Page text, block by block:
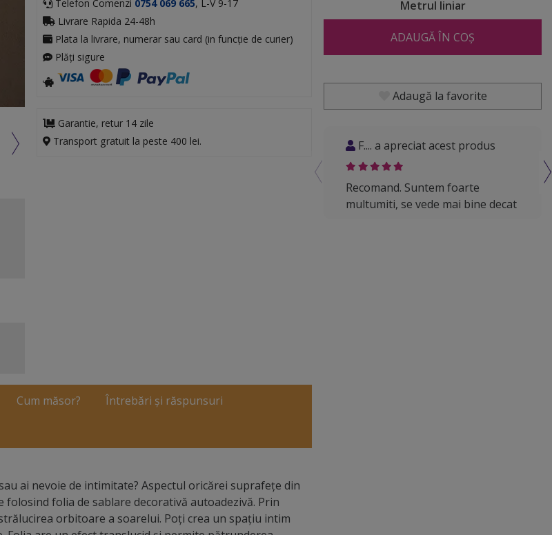
Telefon Comenzi 0754 069 665, L-V 9-17
Livrare Rapida 24-48h
Plata la livrare, numerar sau card (in funcție de curier)
Plăți sigure
Garantie, retur 14 zile
Transport gratuit la peste 400 lei.
Cum măsor? Întrebări și răspunsuri
ai nevoie de intimitate? Aspectul oricărei suprafeţe din
folia de sablare decorativă autoadezivă. Prin
orbitoare a soarelui. Poţi crea un spaţiu intim
Metrul liniar
ADAUGĂ ÎN COȘ
Adaugă la favorite
F.... a apreciat acest produs
Recomand. Suntem foarte
multumiti, se vede mai bine decat